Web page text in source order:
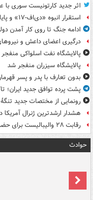
اثر جدید کارتونیست سوری با
استقرار انبوه «دی‌اف‑۱۷» و پایان عصر پدافند آمریکا +عکس
ادامه جنگ تا روی کار آمدن
درگیری اعضای داعش و
پالایشگاه نفت اسلواکی
پالایشگاه سیزران منفجر شد
بدون تعارف با پدر و پسر
پشت پرده توافق جدید ایران؛
رونمایی از مختصات جدید
هشدار ارشدترین ژنرال
رقابت ۲۸ والیبالیست برای حضور در فهرست نهایی تیم ملی
حوادث